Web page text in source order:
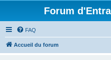
Forum
FAQ
Accueil du forum